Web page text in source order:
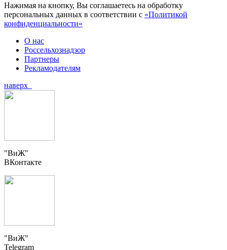
Нажимая на кнопку, Вы соглашаетесь на обработку
персональных данных в соответствии с «Политикой
конфиденциальности»
О нас
Россельхознадзор
Партнеры
Рекламодателям
наверх
"ВиЖ"
ВКонтакте
"ВиЖ"
Telegram